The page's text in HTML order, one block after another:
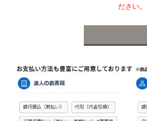
ださい。